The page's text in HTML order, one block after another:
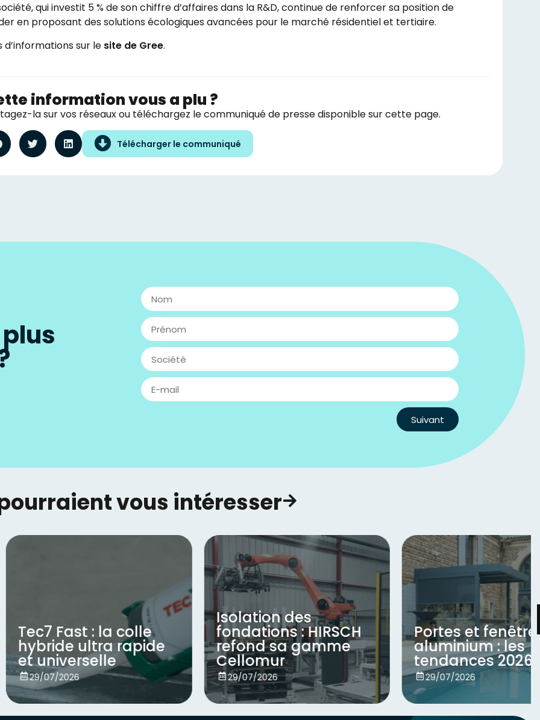
qui investit 5 % de son chiffre d’affaires dans la R&D, continue de renforcer sa position de
en proposant des solutions écologiques avancées pour le marché résidentiel et tertiaire.
d’informations sur le site de Gree.
information vous a plu ?
la sur vos réseaux ou téléchargez le communiqué de presse disponible sur cette page.
Télécharger le communiqué
Suivant
vous intéresser​
: la colle
ultra rapide
Isolation des
fondations : HIRSCH
refond sa gamme
Cellomur
29/07/2026
Voir
Portes et fenêtres
aluminium : les
tendances 2026
29/07/2026
Voir